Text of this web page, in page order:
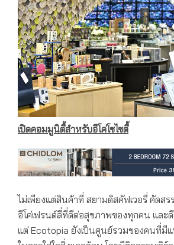
เปิดคอมมูนิตี้สำหรับอีโค่โซไซตี้
ไม่เพียงแต่สินค้าที่ สยามดิสคัฟเวอรี่ คัดส
อีโค่เฟรนด์ลี่ที่ดีต่อสุขภาพของทุกคน และ
แต่ Ecotopia ยังเป็นศูนย์รวมของคนที่มี